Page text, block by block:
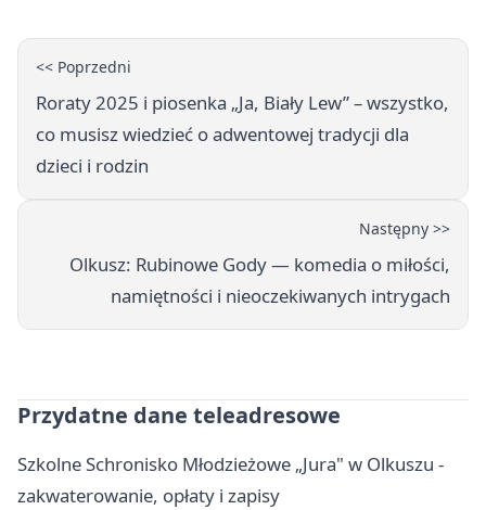
<< Poprzedni
Roraty 2025 i piosenka „Ja, Biały Lew” – wszystko,
co musisz wiedzieć o adwentowej tradycji dla
dzieci i rodzin
Następny >>
Olkusz: Rubinowe Gody — komedia o miłości,
namiętności i nieoczekiwanych intrygach
Przydatne dane teleadresowe
Szkolne Schronisko Młodzieżowe „Jura" w Olkuszu -
zakwaterowanie, opłaty i zapisy